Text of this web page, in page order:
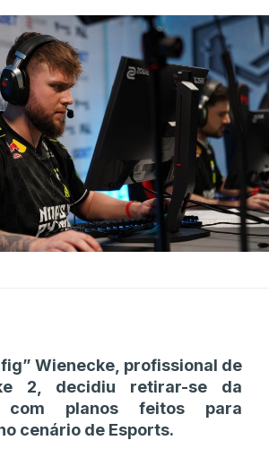
Wienecke, profissional de
2, decidiu retirar-se da
com planos feitos para
cenário de Esports.